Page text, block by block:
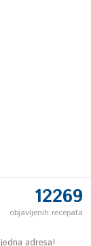
12269
objavljenih recepata
adresa!